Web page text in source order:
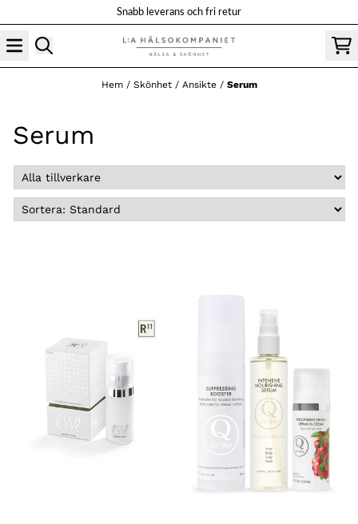
Snabb leverans och fri retur
Hem / Skönhet / Ansikte / Serum
Serum